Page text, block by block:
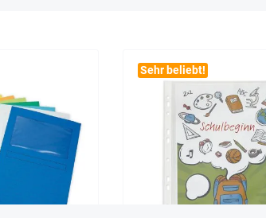
Sehr beliebt!